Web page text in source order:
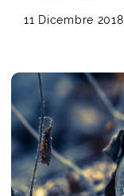
11 Dicembre 2018